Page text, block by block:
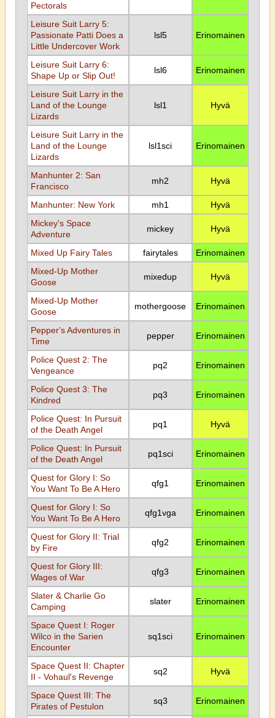
Pectorals
Leisure Suit Larry 5:
Passionate Patti Does a
Little Undercover Work
lsl5 Erinomainen
Leisure Suit Larry 6:
Shape Up or Slip Out!
lsl6 Erinomainen
Leisure Suit Larry in the
Land of the Lounge
Lizards
lsl1 Hyvä
Leisure Suit Larry in the
Land of the Lounge
Lizards
lsl1sci Erinomainen
Manhunter 2: San
Francisco
mh2 Hyvä
Manhunter: New York mh1
Hyvä
Mickey's Space
Adventure
mickey Hyvä
Mixed Up Fairy Tales fairytales
Erinomainen
Mixed-Up Mother
Goose
mixedup Hyvä
Mixed-Up Mother
Goose
mothergoose Erinomainen
Pepper's Adventures in
Time
pepper Erinomainen
Police Quest 2: The
Vengeance
pq2 Erinomainen
Police Quest 3: The
Kindred
pq3 Erinomainen
Police Quest: In Pursuit
of the Death Angel
pq1 Hyvä
Police Quest: In Pursuit
of the Death Angel
pq1sci Erinomainen
Quest for Glory I: So
You Want To Be A Hero
qfg1 Erinomainen
Quest for Glory I: So
You Want To Be A Hero
qfg1vga Erinomainen
Quest for Glory II: Trial
by Fire
qfg2 Erinomainen
Quest for Glory III:
Wages of War
qfg3 Erinomainen
Slater & Charlie Go
Camping
slater Erinomainen
Space Quest I: Roger
Wilco in the Sarien
Encounter
sq1sci Erinomainen
Space Quest II: Chapter
II - Vohaul's Revenge
sq2 Hyvä
Space Quest III: The
Pirates of Pestulon
sq3 Erinomainen